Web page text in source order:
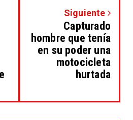
Siguiente
Capturado
hombre que tenía
en su poder una
motocicleta
hurtada